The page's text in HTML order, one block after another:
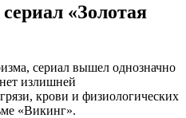
«Золотая
сериал вышел однозначно
излишней
крови и физиологических
«Викинг».